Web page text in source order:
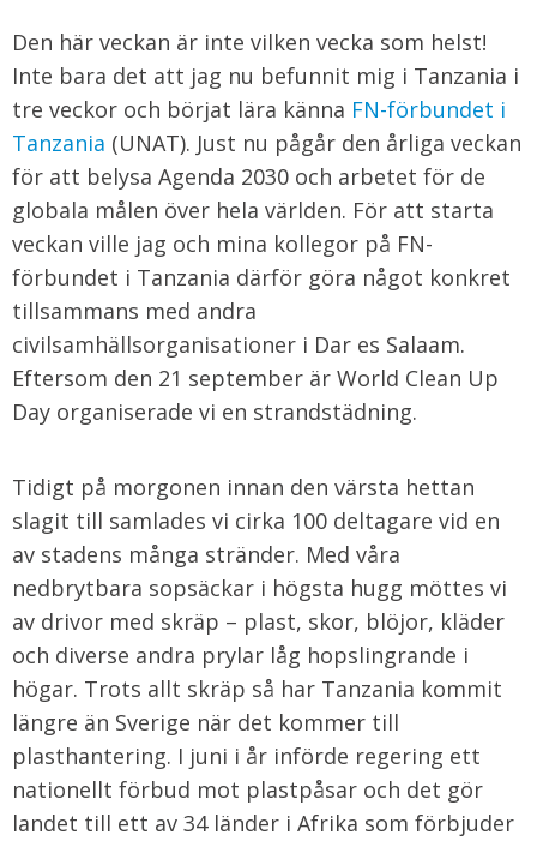
Den här veckan är inte vilken vecka som helst!
Inte bara det att jag nu befunnit mig i Tanzania i
tre veckor och börjat lära känna FN-förbundet i
Tanzania (UNAT). Just nu pågår den årliga veckan
för att belysa Agenda 2030 och arbetet för de
globala målen över hela världen. För att starta
veckan ville jag och mina kollegor på FN-
förbundet i Tanzania därför göra något konkret
tillsammans med andra
civilsamhällsorganisationer i Dar es Salaam.
Eftersom den 21 september är World Clean Up
Day organiserade vi en strandstädning.
Tidigt på morgonen innan den värsta hettan
slagit till samlades vi cirka 100 deltagare vid en
av stadens många stränder. Med våra
nedbrytbara sopsäckar i högsta hugg möttes vi
av drivor med skräp – plast, skor, blöjor, kläder
och diverse andra prylar låg hopslingrande i
högar. Trots allt skräp så har Tanzania kommit
längre än Sverige när det kommer till
plasthantering. I juni i år införde regering ett
nationellt förbud mot plastpåsar och det gör
landet till ett av 34 länder i Afrika som förbjuder